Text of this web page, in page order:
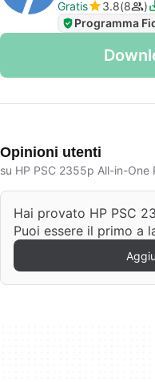
Gratis
3.8 8
Programma
Opinioni utenti
su HP PSC 2355p All-in-One
Hai provato HP PSC
Puoi essere il primo a